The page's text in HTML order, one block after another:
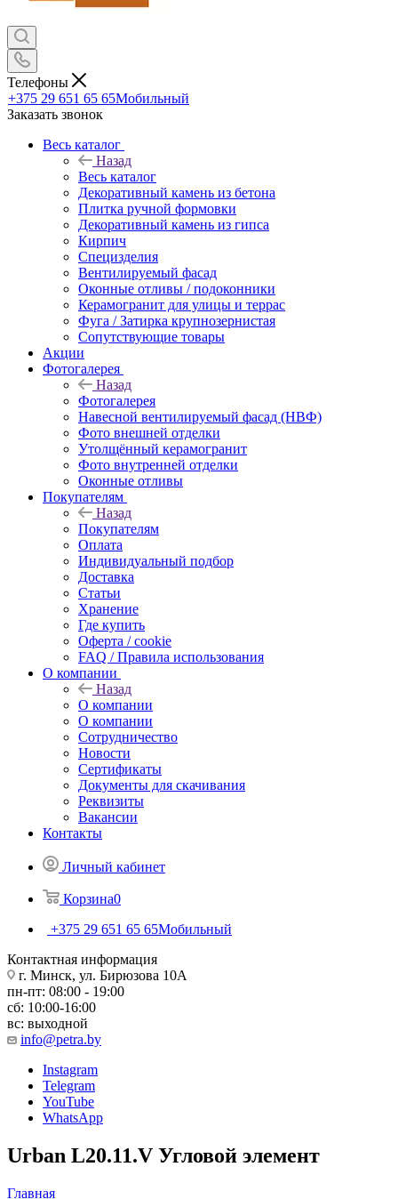
Телефоны
+375 29 651 65 65Мобильный
Заказать звонок
Весь каталог
Назад
Весь каталог
Декоративный камень из бетона
Плитка ручной формовки
Декоративный камень из гипса
Кирпич
Специзделия
Вентилируемый фасад
Оконные отливы / подоконники
Керамогранит для улицы и террас
Фуга / Затирка крупнозернистая
Сопутствующие товары
Акции
Фотогалерея
Назад
Фотогалерея
Навесной вентилируемый фасад (НВФ)
Фото внешней отделки
Утолщённый керамогранит
Фото внутренней отделки
Оконные отливы
Покупателям
Назад
Покупателям
Оплата
Индивидуальный подбор
Доставка
Статьи
Хранение
Где купить
Оферта / cookie
FAQ / Правила использования
О компании
Назад
О компании
О компании
Сотрудничество
Новости
Сертификаты
Документы для скачивания
Реквизиты
Вакансии
Контакты
Личный кабинет
Корзина0
+375 29 651 65 65Мобильный
Контактная информация
г. Минск, ул. Бирюзова 10А
пн-пт: 08:00 - 19:00
сб: 10:00-16:00
вс: выходной
info@petra.by
Instagram
Telegram
YouTube
WhatsApp
Urban L20.11.V Угловой элемент
Главная